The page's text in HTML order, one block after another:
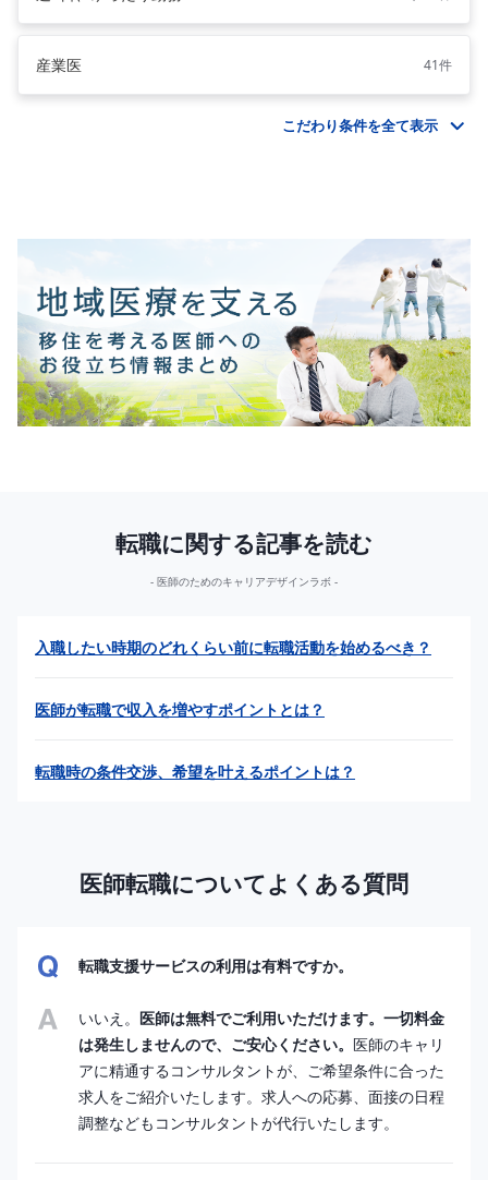
産業医 41件
こだわり条件を全て表示
転職に関する記事を読む
医師のためのキャリアデザインラボ
入職したい時期のどれくらい前に転職活動を始めるべき？
医師が転職で収入を増やすポイントとは？
転職時の条件交渉、希望を叶えるポイントは？
医師転職についてよくある質問
転職支援サービスの利用は有料ですか。
いいえ。 医師は無料でご利用いただけます。一切料金
は発生しませんので、ご安心ください。 医師のキャリ
アに精通するコンサルタントが、ご希望条件に合った
求人をご紹介いたします。求人への応募、面接の日程
調整などもコンサルタントが代行いたします。